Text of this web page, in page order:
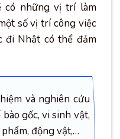
có những vị trí làm
số vị trí công việc
đi Nhật có thể đảm
và nghiên cứu
gốc, vi sinh vật,
động vật,…